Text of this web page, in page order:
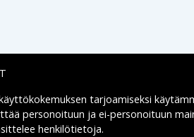
Toimitusvaihtoehdot
tarjoamiseksi
personoituun ja ei-personoituun
henkilötietoja.